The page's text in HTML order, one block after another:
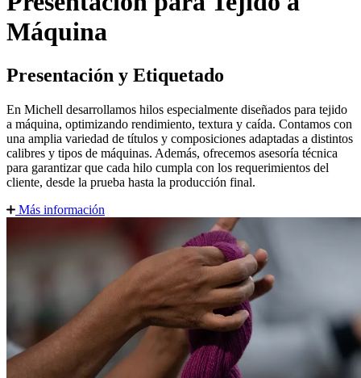
Máquina
Presentación y Etiquetado
En Michell desarrollamos hilos especialmente diseñados para tejido
a máquina, optimizando rendimiento, textura y caída. Contamos con
una amplia variedad de títulos y composiciones adaptadas a distintos
calibres y tipos de máquinas. Además, ofrecemos asesoría técnica
para garantizar que cada hilo cumpla con los requerimientos del
cliente, desde la prueba hasta la producción final.
Más información